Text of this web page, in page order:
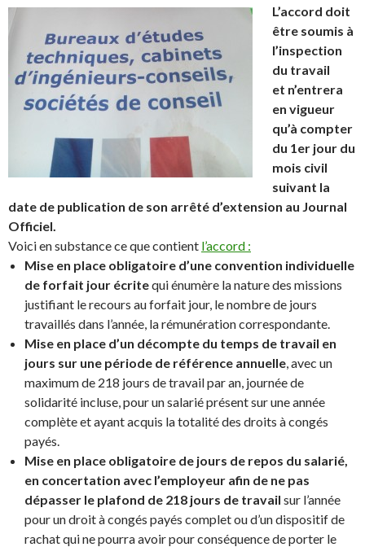
L’accord doit
être soumis à
l’inspection
du travail
et n’entrera
en vigueur
qu’à compter
du 1er jour du
mois civil
suivant la
date de publication de son arrêté d’extension au Journal
Officiel.
Voici en substance ce que contient l’accord :
Mise en place obligatoire d’une convention individuelle
de forfait jour écritequi énumère la nature des missions
justifiant le recours au forfait jour, le nombre de jours
travaillés dans l’année, la rémunération correspondante.
Mise en place d’un décompte du temps de travail en
jours sur une période de référence annuelle, avec un
maximum de 218 jours de travail par an, journée de
solidarité incluse, pour un salarié présent sur une année
complète et ayant acquis la totalité des droits à congés
payés.
Mise en place obligatoire de jours de repos du salarié,
en concertation avec l’employeur afin de ne pas
dépasser le plafond de 218 jours de travail sur l’année
pour un droit à congés payés complet ou d’un dispositif de
rachat qui ne pourra avoir pour conséquence de porter le